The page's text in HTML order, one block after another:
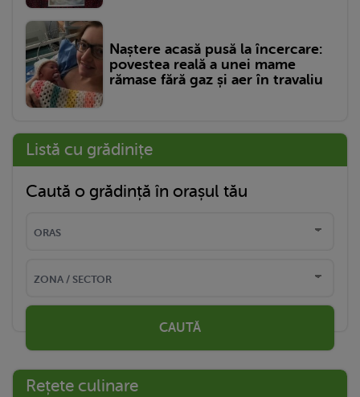
Naștere acasă pusă la încercare:
povestea reală a unei mame
rămase fără gaz și aer în travaliu
Listă cu grădinițe
Caută o grădință în orașul tău
CAUTĂ
Rețete culinare